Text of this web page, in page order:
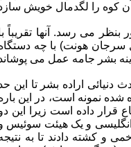
و خنده آور بنظر می رسد. آنها تقریباً
سرجان هونت) با چه
دنیائی اراده بشر تا این
نمونه است، در این
داده است زیرا این
و یک هیئت سوئیس
کشته دادند تا به